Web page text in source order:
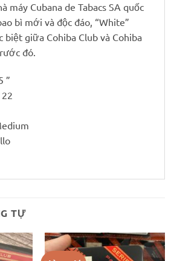
máy Cubana de Tabacs SA quốc
bì mới và độc đáo, “White”
biệt giữa Cohiba Club và Cohiba
đó.
”
22
TỰ